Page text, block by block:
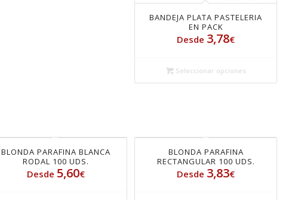
BANDEJA PLATA PASTELERIA
EN PACK
Desde 3,78€
Seleccionar opciones
BLONDA PARAFINA BLANCA
RODAL 100 UDS.
Desde 5,60€
BLONDA PARAFINA
RECTANGULAR 100 UDS.
Desde 3,83€